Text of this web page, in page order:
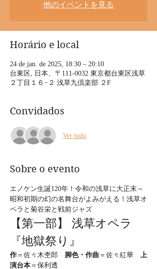
他のイベントを見る
Horário e local
24 de jan. de 2025, 18:30 – 20:10
台東区, 日本、〒111-0032 東京都台東区浅草
２丁目１６−２ 浅草九倶楽部 ２F
Convidados
Ver tudo
Sobre o evento
エノケン生誕120年！令和の浅草に大正末～
昭和初期の幻の名舞台がよみがえる！浅草オ
ペラと菊谷栄と戦前ジャズ
【第一部】 浅草オペラ
『地獄祭り』
作 ＝佐々木杢郎 脚色・作曲 ＝佐々紅華 上
演台本 ＝保利透